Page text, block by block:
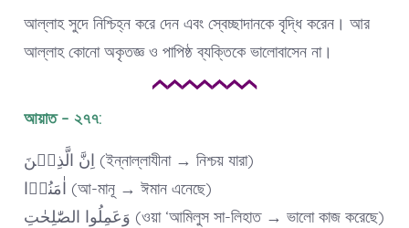
আল্লাহ সুদে নিশ্চিহ্ন করে দেন এবং স্বেচ্ছাদানকে বৃদ্ধি করেন। আর
আল্লাহ কোনো অকৃতজ্ঞ ও পাপিষ্ঠ ব্যক্তিকে ভালোবাসেন না।
আয়াত – ২৭৭:
اِنَّ الَّذِیۡنَ (ইন্নাল্লাযীনা → নিশ্চয় যারা)
اٰمَنُوۡا (আ-মানূ → ঈমান এনেছে)
وَعَمِلُوا الصّٰلِحٰتِ (ওয়া ‘আমিলুস সা-লিহাত → ভালো কাজ করেছে)